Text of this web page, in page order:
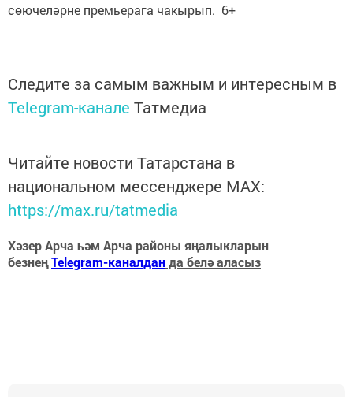
сөючеләрне премьерага чакырып. 6+
Следите за самым важным и интересным в
Telegram-канале Татмедиа
Читайте новости Татарстана в
национальном мессенджере MАХ:
https://max.ru/tatmedia
Хәзер Арча һәм Арча районы яңалыкларын
безнеңTelegram-каналданда белә аласыз